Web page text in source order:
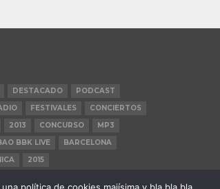
DESTACADO
PODCAST
FESTIVALES
CONCIERTOS
2013 CONCURSO
MP3
BBK LIVE
BARCELONA
2015